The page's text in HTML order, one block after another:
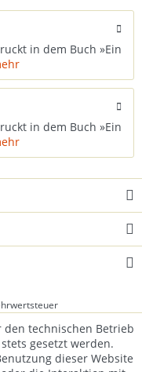
in dem Buch »Ein
in dem Buch »Ein
den technischen Betrieb
gesetzt werden.
dieser Website